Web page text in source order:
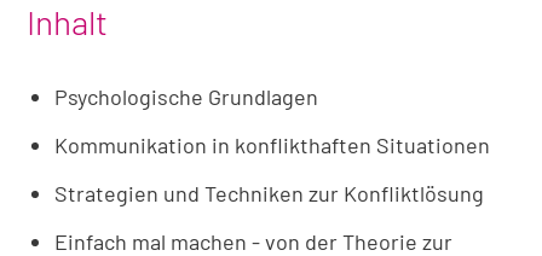
Inhalt
Psychologische Grundlagen
Kommunikation in konflikthaften Situationen
Strategien und Techniken zur Konfliktlösung
Einfach mal machen - von der Theorie zur